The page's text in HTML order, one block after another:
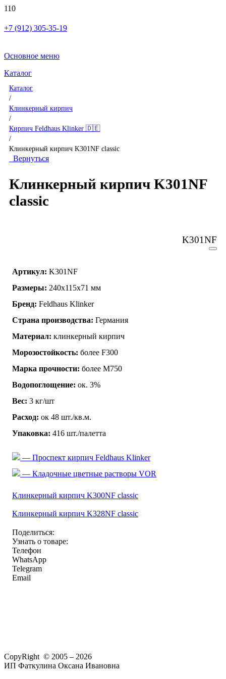
+7 (912) 305-35-19
Основное меню
Каталог
Каталог
/
Клинкерный кирпич
/
Кирпич Feldhaus Klinker 🇩🇪
/
Клинкерный кирпич K301NF classic
Вернуться
Клинкерный кирпич K301NF
classic
K301NF
Артикул: K301NF
Размеры: 240х115х71 мм
Бренд: Feldhaus Klinker
Страна производства: Германия
Материал: клинкерный кирпич
Морозостойкость: более F300
Марка прочности: более М750
Водопоглощение: ок. 3%
Вес: 3 кг/шт
Расход: ок 48 шт./кв.м.
Упаковка: 416 шт./палетта
— Проспект кирпич Feldhaus Klinker
— Кладочные цветные растворы VOR
Клинкерный кирпич K300NF classic
Клинкерный кирпич K328NF classic
Поделиться:
Узнать о товаре:
Телефон
WhatsApp
Telegram
Email
CopyRight © 2005 – 2026
ИП Фаткулина Оксана Ивановна